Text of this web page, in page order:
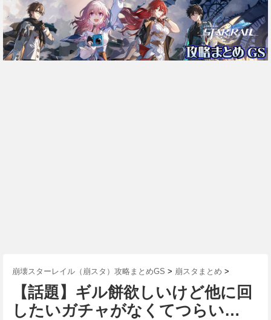
崩壊スターレイル（崩スタ）攻略まとめGS > 崩スタまとめ >
【話題】ギル餅欲しいけど他に回
したいガチャがなくてつらい…